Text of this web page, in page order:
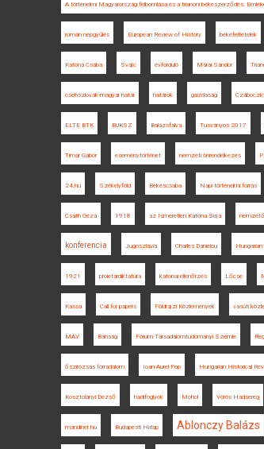
A történelmi Magyarország felbomlása és a trianoni békeszerződés.
román népgyűlés European Review of History békefeltételek
Katona Csaba Svájc évforduló Márai Sándor
csehszlovák-magyar határ határok gazdaság
ELTE BTK BUKSZ Balázsfalva Tusványos 2017
Timár Gábor eseménytörténet nemzeti önrendelkezés
24.hu Székelyföld Békéscsaba Napi történelmi forrás
Csáth Géza 1918 az Ismeretlen Katona Sírja
konferencia Jugoszlávia Charles Daniélou
1921 proletárdiktatúra katonai ellenőrzés Lőcse
Kassa Call for papers Földrajzi Közlemények vasúti
MÁV Bánság Fórum Társadalomtudományi Szemle
őszirózsás forradalom Ioan-Aurel Pop Hungarian Historical
Kosztolányi Dezső hadifoglyok Mohol Vörös Hadsereg
mandiner.hu Budapesti Hírlap Ablonczy Balázs